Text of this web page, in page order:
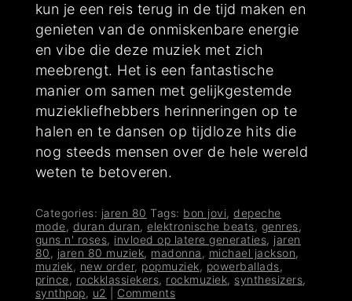
kun je een reis terug in de tijd maken en
genieten van de onmiskenbare energie
en vibe die deze muziek met zich
meebrengt. Het is een fantastische
manier om samen met gelijkgestemde
muziekliefhebbers herinneringen op te
halen en te dansen op tijdloze hits die
nog steeds mensen over de hele wereld
weten te betoveren.
Categories: jaren 80 Tags: bon jovi,depeche
mode, duran duran,elektronische beats, genres,
guns n' roses, invloed op latere generaties, jaren
80 , jaren 80 muziek, madonna , michael jackson,
muziek, new order, popmuziek, powerballads,
prince, rockklassiekers, rockmuziek, synthesizers,
synthpop, u2 Comments